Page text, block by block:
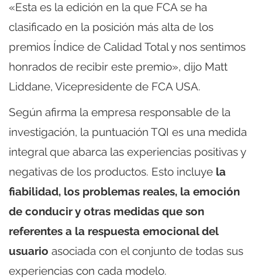
«Esta es la edición en la que FCA se ha
clasificado en la posición más alta de los
premios Índice de Calidad Total y nos sentimos
honrados de recibir este premio», dijo Matt
Liddane, Vicepresidente de FCA USA.
Según afirma la empresa responsable de la
investigación, la puntuación TQI es una medida
integral que abarca las experiencias positivas y
negativas de los productos. Esto incluye la
fiabilidad, los problemas reales, la emoción
de conducir y otras medidas que son
referentes a la respuesta emocional del
usuario asociada con el conjunto de todas sus
experiencias con cada modelo.